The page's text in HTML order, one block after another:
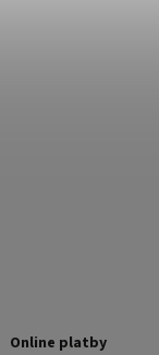
Online platby